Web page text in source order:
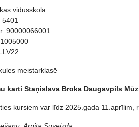
vidusskola
5401
90000066001
meistarklasē
karti Staņislava Broka Daugavpils
kursiem var līdz 2025.gada 11.aprīlim,